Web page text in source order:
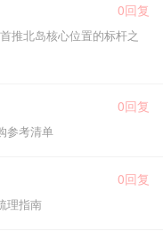
0回复
推北岛核心位置的标杆之
0回复
参考清单
0回复
理指南